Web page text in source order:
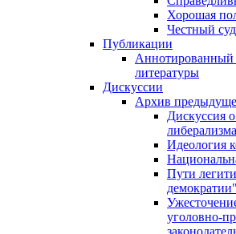
Хорошая
Честный суд
Публикации
Аннотированный
литературы
Дискуссии
Архив
Дискуссия
Идеология
Пути
демократии"
уголовно-